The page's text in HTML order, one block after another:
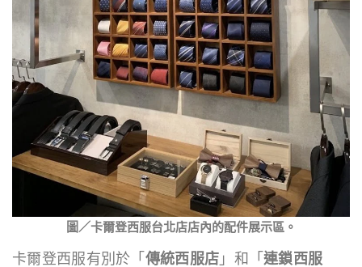
圖／卡爾登西服台北店店內的配件展示區。
卡爾登西服有別於「傳統西服店 」和「連鎖西服